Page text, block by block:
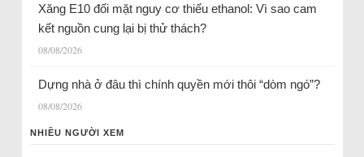
Xăng E10 đối mặt nguy cơ thiếu ethanol: Vì sao cam
kết nguồn cung lại bị thử thách?
08/08/2026
Dựng nhà ở đâu thì chính quyền mới thôi “dòm ngó”?
08/08/2026
NHIỀU NGƯỜI XEM